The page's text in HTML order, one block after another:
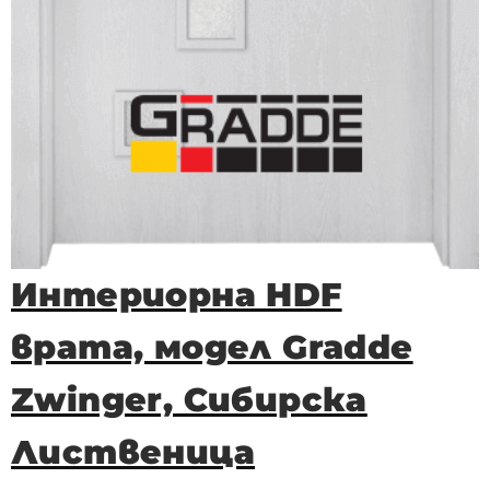
Интериорна HDF
врата, модел Gradde
Zwinger, Сибирска
Лиственица